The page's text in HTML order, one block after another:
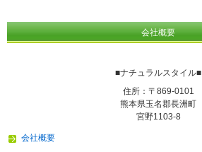
会社概要
■ナチュラルスタイル■
住所：〒869-0101
熊本県玉名郡長洲町
宮野1103-8
会社概要